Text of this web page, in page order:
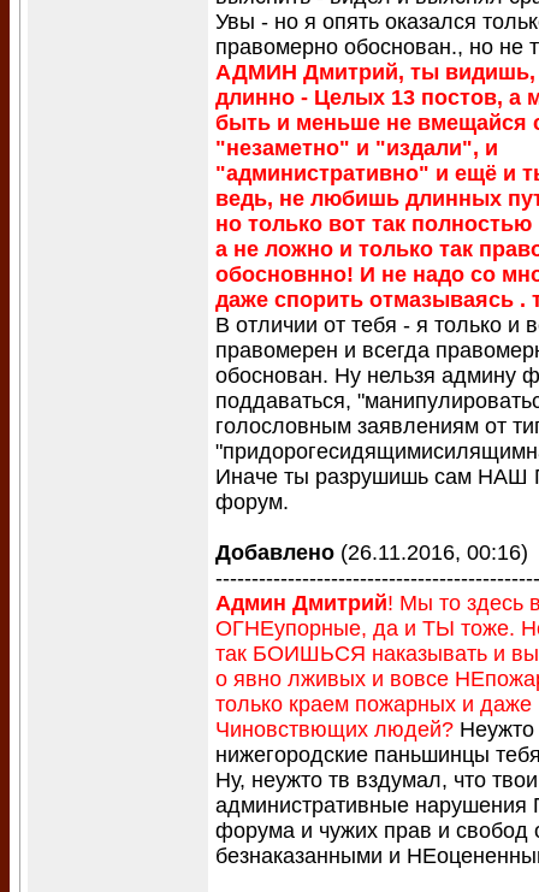
Увы - но я опять оказался
правомерно обоснован., но не
АДМИН Дмитрий, ты видишь,
длинно - Целых 13 постов, а
быть и меньше не вмещайся
"незаметно" и "издали", и
"административно" и ещё и
ведь, не любишь длинных
но только вот так
а не ложно и только так
обосновнно! И не надо со
даже спорить отмазываясь .
В отличии от тебя - я только и
правомерен и всегда
обоснован. Ну нельзя админу
поддаваться,
голословным заявлениям от
Иначе ты разрушишь сам НАШ
форум.
Добавлено (26.11.2016, 00:16)
---------------------------------------------
Админ Дмитрий! Мы то здесь
ОГНЕупорные, да и ТЫ тоже.
так БОИШЬСЯ наказывать и
о явно лживых и вовсе
только краем пожарных и даже
Чиновствющих людей? Неужто
нижегородские паньшинцы
Ну, неужто тв вздумал, что
административные нарушения
форума и чужих прав и свобод
безнаказанными и